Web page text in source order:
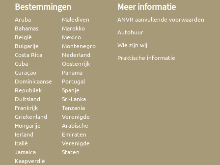
Bestemmingen
Aruba
Bahamas
België
Bulgarije
Costa Rica
Cuba
Curaçao
Dominicaanse
Republiek
Duitsland
Frankrijk
Griekenland
Hongarije
Ierland
Italië
Jamaica
Kaapverdië
Malediven
Marokko
Mexico
Montenegro
Nederland
Oostenrijk
Panama
Portugal
Spanje
Sri-Lanka
Tanzania
Verenigde
Arabische
Emiraten
Verenigde
Staten
Meer informatie
ANVR aanvullende voorwaarden
Autohuur
Wie zijn wij
Praktische informatie